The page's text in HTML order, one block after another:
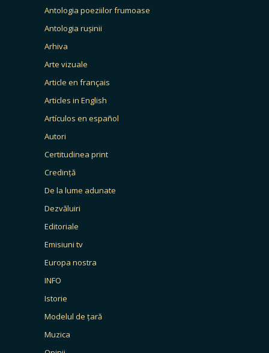
Antologia poeziilor frumoase
Antologia rușinii
Arhiva
Arte vizuale
Article en français
Articles in English
Artículos en español
Autori
Certitudinea print
Credință
De la lume adunate
Dezvăluiri
Editoriale
Emisiuni tv
Europa nostra
INFO
Istorie
Modelul de țară
Muzica